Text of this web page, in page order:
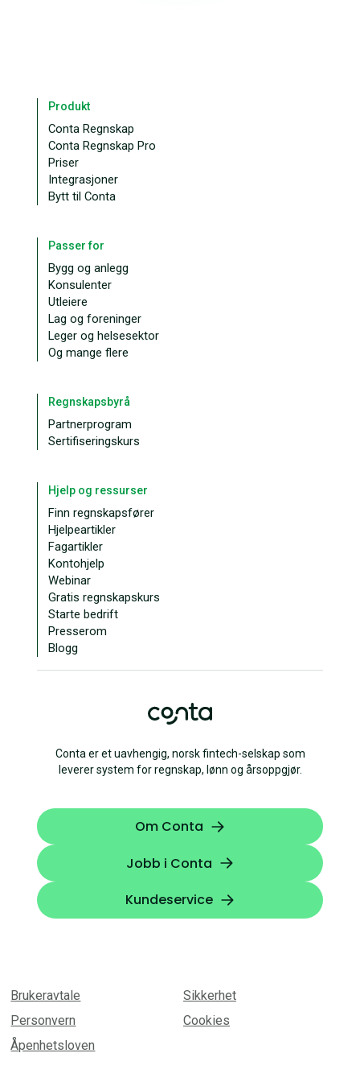
Conta er et uavhengig, norsk fintech-selskap som
leverer system for regnskap, lønn og årsoppgjør.
Om Conta
Jobb i Conta
Kundeservice
Produkt
Conta Regnskap
Conta Regnskap Pro
Priser
Integrasjoner
Bytt til Conta
Passer for
Bygg og anlegg
Konsulenter
Utleiere
Lag og foreninger
Leger og helsesektor
Og mange flere
Regnskapsbyrå
Partnerprogram
Sertifiseringskurs
Hjelp og ressurser
Finn regnskapsfører
Hjelpeartikler
Fagartikler
Kontohjelp
Webinar
Gratis regnskapskurs
Starte bedrift
Presserom
Blogg
Brukeravtale
Sikkerhet
Personvern
Cookies
Åpenhetsloven